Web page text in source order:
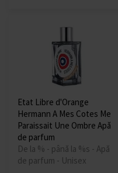
Etat Libre d'Orange
Hermann A Mes Cotes Me
Paraissait Une Ombre Apă
de parfum
De la % - până la %s - Apă
de parfum - Unisex